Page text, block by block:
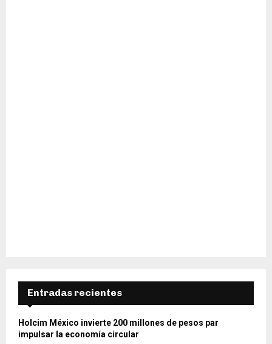
Entradas recientes
Holcim México invierte 200 millones de pesos par
impulsar la economía circular